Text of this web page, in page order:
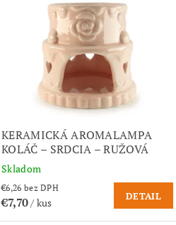
KERAMICKÁ AROMALAMPA
KOLÁČ – SRDCIA – RUŽOVÁ
Skladom
€6,26 bez DPH
€7,70/ kus
DETAIL